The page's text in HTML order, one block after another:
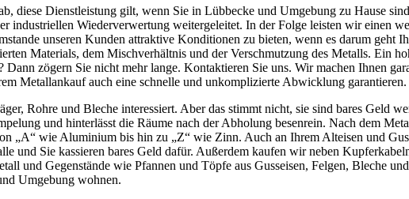
diese Dienstleistung gilt, wenn Sie in Lübbecke und Umgebung zu Hause
industriellen Wiederverwertung weitergeleitet. In der Folge leisten wir einen
unseren Kunden attraktive Konditionen zu bieten, wenn es darum geht
Materials, dem Mischverhältnis und der Verschmutzung des Metalls. Ein
zögern Sie nicht mehr lange. Kontaktieren Sie uns. Wir machen Ihnen
Metallankauf auch eine schnelle und unkomplizierte Abwicklung garantieren.
Rohre und Bleche interessiert. Aber das stimmt nicht, sie sind bares Geld
und hinterlässt die Räume nach der Abholung besenrein. Nach dem
„A“ wie Aluminium bis hin zu „Z“ wie Zinn. Auch an Ihrem Alteisen und
und Sie kassieren bares Geld dafür. Außerdem kaufen wir neben
und Gegenstände wie Pfannen und Töpfe aus Gusseisen, Felgen, Bleche
Umgebung wohnen.